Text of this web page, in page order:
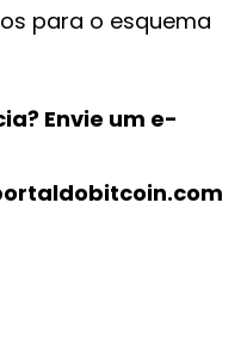
para o esquema
Envie um e-